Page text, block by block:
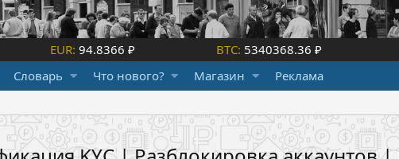
EUR: 94.8366 ₽ BTC: 5340368.36 ₽
Словарь Что нового? Магазин Реклама